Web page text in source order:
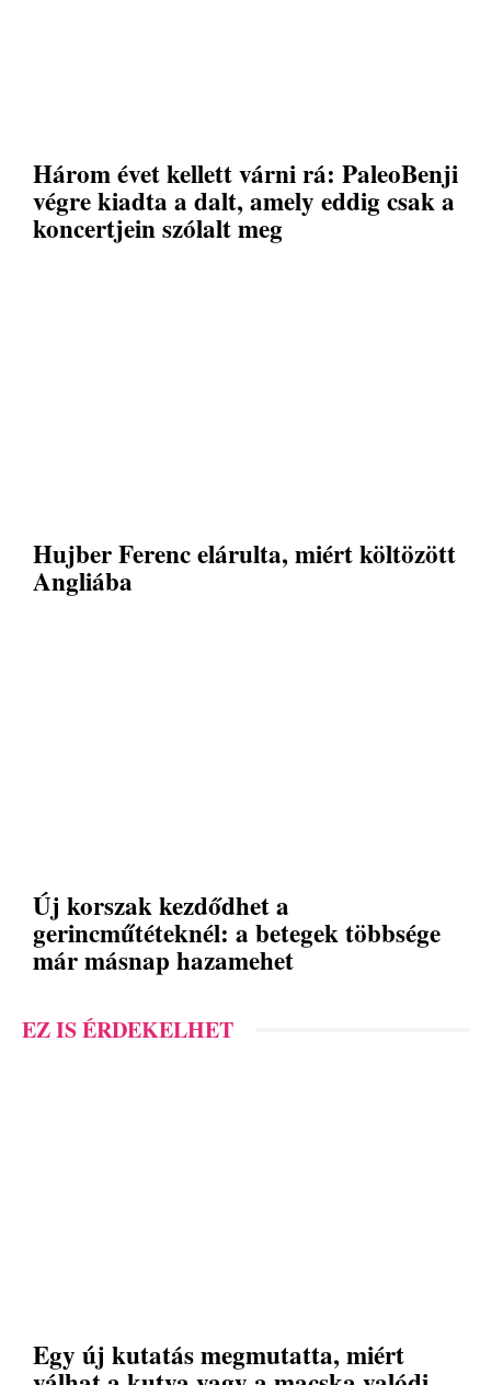
Három évet kellett várni rá: PaleoBenji
végre kiadta a dalt, amely eddig csak a
koncertjein szólalt meg
Hujber Ferenc elárulta, miért költözött
Angliába
Új korszak kezdődhet a
gerincműtéteknél: a betegek többsége
már másnap hazamehet
EZ IS ÉRDEKELHET
Egy új kutatás megmutatta, miért